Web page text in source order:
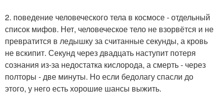
2. поведение человеческого тела в космосе - отдельный
список мифов. Нет, человеческое тело не взорвётся и не
превратится в ледышку за считанные секунды, а кровь
не вскипит. Секунд через двадцать наступит потеря
сознания из-за недостатка кислорода, а смерть - через
полторы - две минуты. Но если бедолагу спасли до
этого, у него есть хорошие шансы выжить.